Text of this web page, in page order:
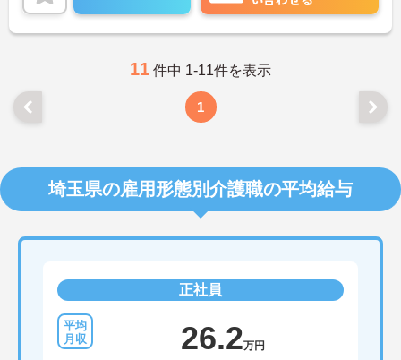
詳細をお話しいたしますのでお気軽にご相談くださ
い
11 件中 1-11件を表示
1
埼玉県の雇用形態別介護職の平均給与
正社員
26.2万円